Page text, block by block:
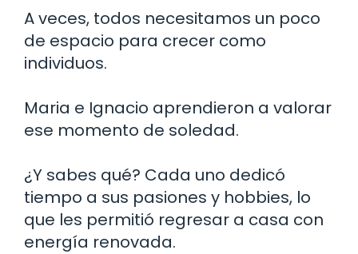
A veces, todos necesitamos un poco
de espacio para crecer como
individuos.
Maria e Ignacio aprendieron a valorar
ese momento de soledad.
¿Y sabes qué? Cada uno dedicó
tiempo a sus pasiones y hobbies, lo
que les permitió regresar a casa con
energía renovada.